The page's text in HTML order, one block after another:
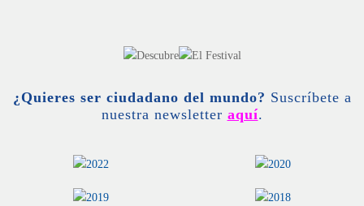
¿Quieres ser ciudadano del mundo? Suscríbete a
nuestra newsletter aquí.